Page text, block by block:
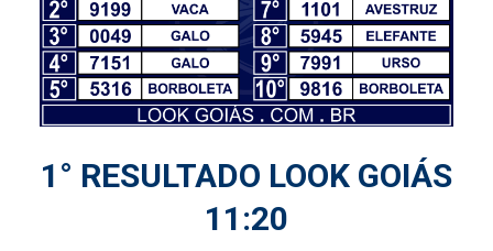
1° RESULTADO LOOK GOIÁS
11:20